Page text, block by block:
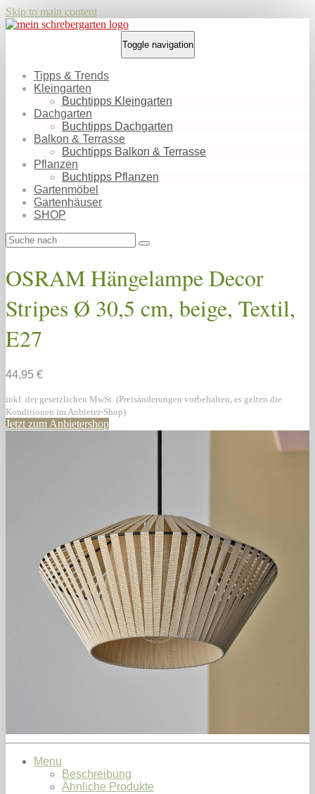
Skip to main content
Toggle navigation
Tipps & Trends
Kleingarten
Buchtipps Kleingarten
Dachgarten
Buchtipps Dachgarten
Balkon & Terrasse
Buchtipps Balkon & Terrasse
Pflanzen
Buchtipps Pflanzen
Gartenmöbel
Gartenhäuser
SHOP
OSRAM Hängelampe Decor
Stripes Ø 30,5 cm, beige, Textil,
E27
44,95 €
inkl. der gesetzlichen MwSt. (Preisänderungen vorbehalten, es gelten die
Konditionen im Anbieter-Shop)
Jetzt zum Anbietershop
Menu
Beschreibung
Ähnliche Produkte